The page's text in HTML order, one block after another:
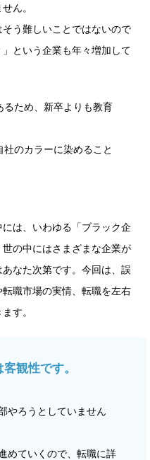
ん。
う難しいことではないので
という企業も年々増加して
ため、新卒よりも教育
のカラーに染めること
は、いわゆる「ブラック企
の中にはさまざまな企業が
なた次第です。今回は、誤
職市場の実情、転職を左右
す。
観性です。
やろうとしていません
めていくので、転職に詳